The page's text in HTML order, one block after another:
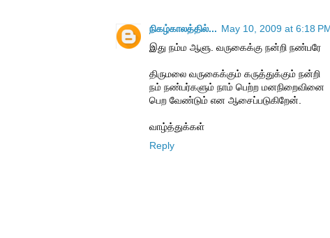
நிகழ்காலத்தில்... May 10, 2009 at 6:18
இது நம்ம ஆளு. வருகைக்கு நன்றி நண்பரே
திருமலை வருகைக்கும் கருத்துக்கும் நன்றி
நம் நண்பர்களும் நாம் பெற்ற மனநிறைவினை
பெற வேண்டும் என ஆசைப்படுகிறேன்.
வாழ்த்துக்கள்
Reply